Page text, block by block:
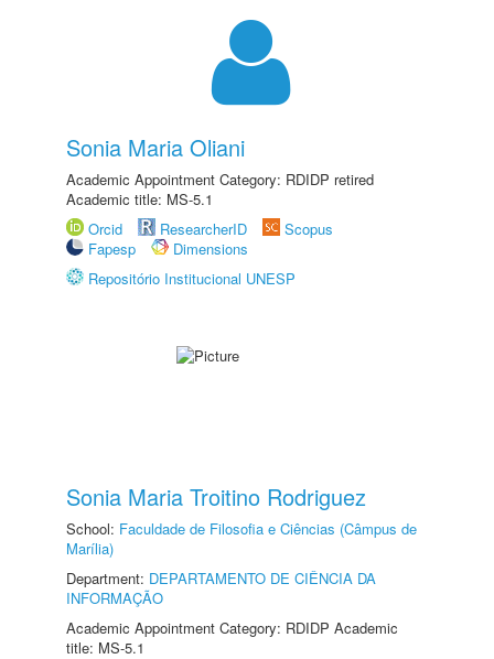
Sonia Maria Oliani
Academic Appointment Category: RDIDP retired
Academic title: MS-5.1
Orcid
ResearcherID
Scopus
Fapesp
Dimensions
Repositório Institucional UNESP
Sonia Maria Troitino Rodriguez
School: Faculdade de Filosofia e Ciências (Câmpus de
Marília)
Department: DEPARTAMENTO DE CIÊNCIA DA
INFORMAÇÃO
Academic Appointment Category: RDIDP Academic
title: MS-5.1